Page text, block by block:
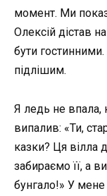
момент. Ми
Олексій дістав
бути гостинними.
підлішим.
Я ледь не впала,
випалив: «Ти,
казки? Ця вілла
забираємо її, а
бунгало!» У мене